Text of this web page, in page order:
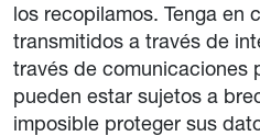
los recopilamos. Tenga en
transmitidos a través de
través de comunicaciones
pueden estar sujetos a
imposible proteger sus